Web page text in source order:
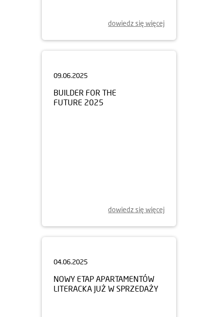
dowiedz się więcej
BUILDER FOR THE
FUTURE 2025
dowiedz się więcej
NOWY ETAP APARTAMENTÓW
LITERACKA JUŻ W SPRZEDAŻY